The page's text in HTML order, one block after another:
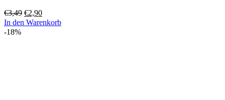
€3,49 Ursprünglicher
Preis
€2,90Aktueller
Preis
In den Warenkorb
-18%